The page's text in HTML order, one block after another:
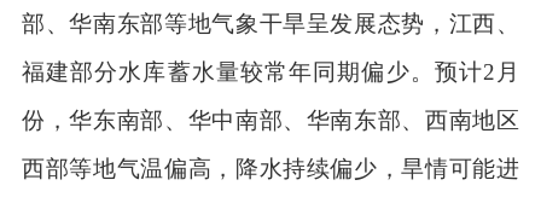
部、华南东部等地气象干旱呈发展态势，江西、
福建部分水库蓄水量较常年同期偏少。预计2 月
份，华东南部、华中南部、华南东部、西南地区
西部等地气温偏高，降水持续偏少，旱情可能进